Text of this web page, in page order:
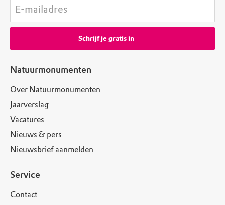
Natuurmonumenten
Over Natuurmonumenten
Jaarverslag
Vacatures
Nieuws & pers
Nieuwsbrief aanmelden
Service
Contact
E-mailadres
Schrijf je gratis in